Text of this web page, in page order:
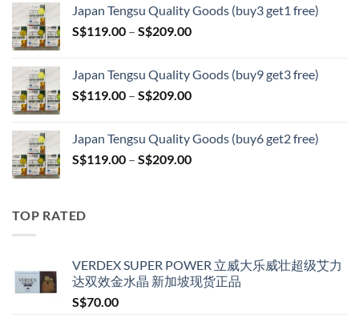
S$79.00
through
Japan Tengsu Quality Goods (buy3 get1 free)
S$119.00 – S$209.00Price
through
S$209.00
Japan Tengsu Quality Goods (buy9 get3 free)
S$119.00 – S$209.00Price
through
S$209.00
Japan Tengsu Quality Goods (buy6 get2 free)
S$119.00 – S$209.00Price
TOP RATED
VERDEX SUPER POWER 立威大乐威壮超级艾力
达双效金水晶 新加坡现货正品
S$70.00